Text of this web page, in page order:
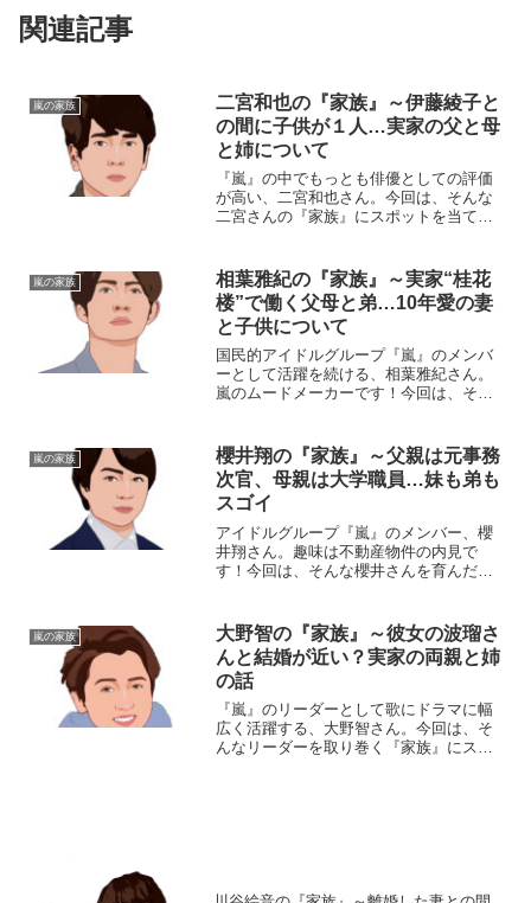
関連記事
嵐の家族
二宮和也の『家族』～伊藤綾子と
の間に子供が１人…実家の父と母
と姉について
『嵐』の中でもっとも俳優としての評価
が高い、二宮和也さん。今回は、そんな
二宮さんの『家族』にスポットを当て
年〈昭和58年〉6月17日身 長：168cm
血液型 ：Ａ型...
嵐の家族
相葉雅紀の『家族』～実家“桂花
楼”で働く父母と弟…10年愛の妻
と子供について
国民的アイドルグループ『嵐』のメンバ
ーとして活躍を続ける、相葉雅紀さん。
嵐のムードメーカーです！今回は、そん
名 前：相葉雅紀（あいば・まさき）
生年月日：1982年〈昭和...
嵐の家族
櫻井翔の『家族』～父親は元事務
次官、母親は大学職員…妹も弟も
スゴイ
アイドルグループ『嵐』のメンバー、櫻
井翔さん。趣味は不動産物件の内見で
す！今回は、そんな櫻井さんを育んだ
う）生年月日：1982年〈昭和57年〉1月
25日身 長：171...
嵐の家族
大野智の『家族』～彼女の波瑠さ
んと結婚が近い？実家の両親と姉
の話
『嵐』のリーダーとして歌にドラマに幅
広く活躍する、大野智さん。今回は、そ
んなリーダーを取り巻く『家族』にスポ